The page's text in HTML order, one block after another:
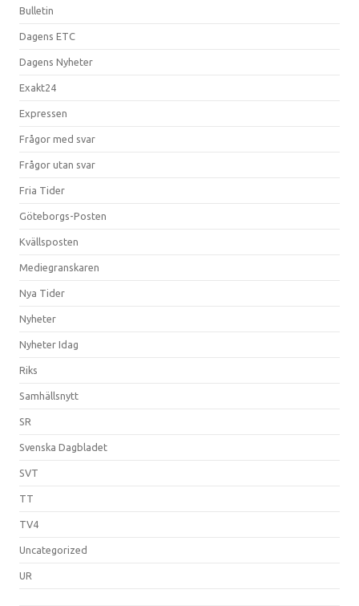
Bulletin
Dagens ETC
Dagens Nyheter
Exakt24
Expressen
Frågor med svar
Frågor utan svar
Fria Tider
Göteborgs-Posten
Kvällsposten
Mediegranskaren
Nya Tider
Nyheter
Nyheter Idag
Riks
Samhällsnytt
SR
Svenska Dagbladet
SVT
TT
TV4
Uncategorized
UR